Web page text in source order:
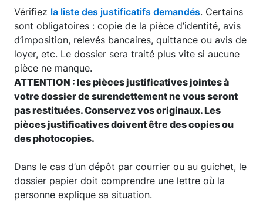
Vérifiez la liste des justificatifs demandés. Certains
sont obligatoires : copie de la pièce d’identité, avis
d’imposition, relevés bancaires, quittance ou avis de
loyer, etc. Le dossier sera traité plus vite si aucune
pièce ne manque.
ATTENTION : les pièces justificatives jointes à
votre dossier de surendettement ne vous seront
pas restituées. Conservez vos originaux. Les
pièces justificatives doivent être des copies ou
des photocopies.
Dans le cas d’un dépôt par courrier ou au guichet, le
dossier papier doit comprendre une lettre où la
personne explique sa situation.